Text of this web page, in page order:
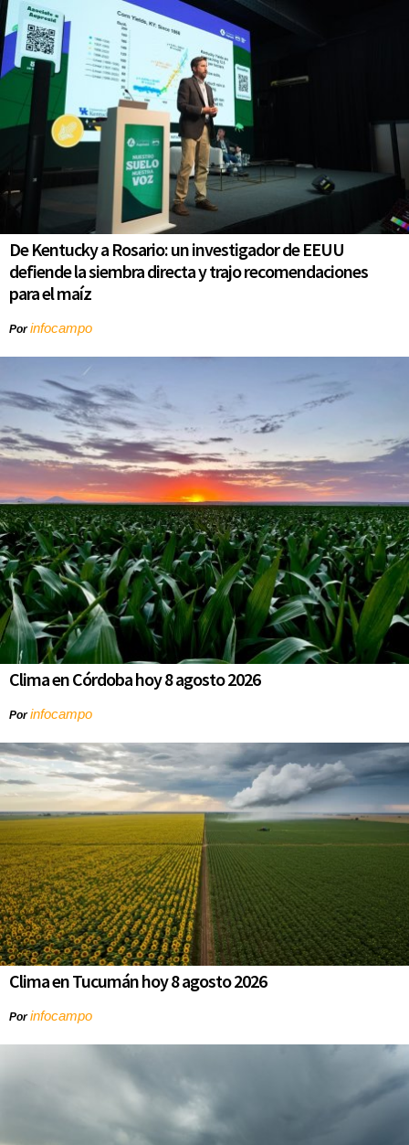
De Kentucky a Rosario: un investigador de EEUU
defiende la siembra directa y trajo recomendaciones
para el maíz
Porinfocampo
Clima en Córdoba hoy 8 agosto 2026
Porinfocampo
Clima en Tucumán hoy 8 agosto 2026
Porinfocampo